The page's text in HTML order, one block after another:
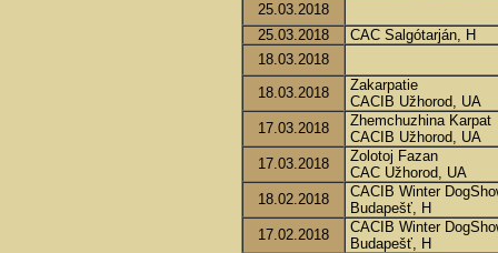
25.03.2018
25.03.2018
CAC Salgótarján, H
18.03.2018
18.03.2018
Zakarpatie
CACIB Užhorod, UA
17.03.2018
Zhemchuzhina Karpat
CACIB Užhorod, UA
17.03.2018
Zolotoj Fazan
CAC Užhorod, UA
18.02.2018
CACIB Winter
Budapešť, H
17.02.2018
CACIB Winter
Budapešť, H